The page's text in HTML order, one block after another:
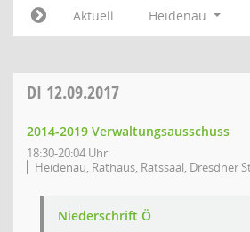
Aktuell
Heidenau
DI 12.09.2017
2014-2019 Verwaltungsausschuss
18:30-20:04 Uhr
Heidenau, Rathaus, Ratssaal, Dresdner
Niederschrift Ö